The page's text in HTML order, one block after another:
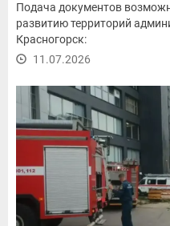
Подача документов
развитию территорий
Красногорск:
11.07.2026